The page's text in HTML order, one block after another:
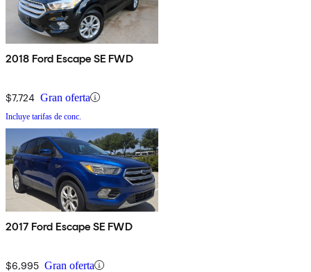
2018 Ford Escape SE FWD
$7,724 Gran oferta
Incluye tarifas de conc.
2017 Ford Escape SE FWD
$6,995 Gran oferta